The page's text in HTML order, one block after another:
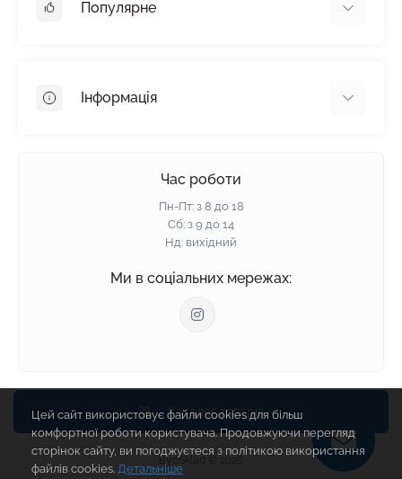
Популярне
Пінопласт
Інформація
Гарантія та повернення
Політика конфіденційності
Час роботи
Пн-Пт: з 8 до 18
Сб: з 9 до 14
Нд: вихідний
Ми в соціальних мережах:
Каталог товарів
BydSklad © 2026
Цей сайт використовує файли cookies для більш
комфортної роботи користувача. Продовжуючи перегляд
сторінок сайту, ви погоджуєтеся з політикою використання
файлів cookies. Детальніше